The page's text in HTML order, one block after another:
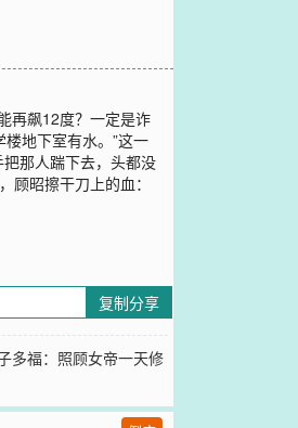
再飙12度？一定是诈
地下室有水。”这一
那人踹下去，头都没
昭擦干刀上的血：
复制分享
多福：照顾女帝一天修